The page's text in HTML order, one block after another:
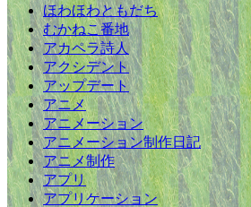
ほわほわともだち
むかねこ番地
アカペラ詩人
アクシデント
アップデート
アニメ
アニメーション
アニメーション制作日記
アニメ制作
アプリ
アプリケーション